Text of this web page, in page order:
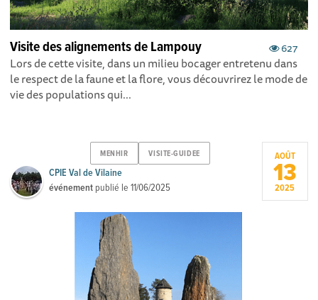
627
Visite des alignements de Lampouy
Lors de cette visite, dans un milieu bocager entretenu dans
le respect de la faune et la flore, vous découvrirez le mode de
vie des populations qui...
MENHIR VISITE-GUIDEE
CPIE Val de Vilaine
événement publié le11/06/2025
AOÛT
13
2025